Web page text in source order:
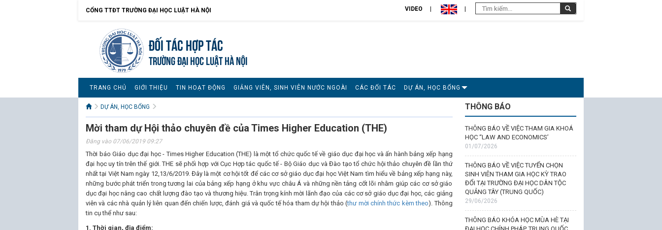
CỔNG TTĐT TRƯỜNG ĐẠI HỌC LUẬT HÀ NỘI VIDEO
Đối tác hợp tác
TRƯỜNG ĐẠI HỌC LUẬT HÀ NỘI
TRANG CHỦ GIỚI THIỆU TIN HOẠT ĐỘNG GIẢNG VIÊN, SINH VIÊN NƯỚC NGOÀI CÁC ĐỐI TÁC DỰ ÁN, HỌC BỔNG
DỰ ÁN, HỌC BỔNG
Mời tham dự Hội thảo chuyên đề của Times Higher Education (THE)
Đăng vào 07/06/2019 09:27
Thời báo Giáo dục đại học - Times Higher Education (THE) là một tổ chức quốc tế về giáo dục đại học và ấn hành bảng xếp hạng
đại học uy tín trên thế giới. THE sẽ phối hợp với Cục Hợp tác quốc tế - Bộ Giáo dục và Đào tạo tổ chức hội thảo chuyên đề lần thứ
nhất tại Việt Nam ngày 12,13/6/2019. Đây là một cơ hội tốt để các cơ sở giáo dục đại học Việt Nam tìm hiểu về bảng xếp hạng này,
những bước phát triển trong tương lai của bảng xếp hạng ở khu vực châu Á và những nền tảng cốt lõi nhằm giúp các cơ sở giáo
dục đại học nâng cao chất lượng đào tạo và thương hiệu. Trân trọng kính mời lãnh đạo của các cơ sở giáo dục đại học, các giảng
viên và các nhà quản lý liên quan đến chiến lược, đánh giá và quốc tế hóa tham dự hội thảo (thư mời chính thức kèm theo). Thông
tin cụ thể như sau:
1. Thời gian, địa điểm:
THÔNG BÁO
THÔNG BÁO VỀ VIỆC THAM GIA KHOÁ
HỌC “LAW AND ECONOMICS’
01/07/2026
THÔNG BÁO VỀ VIỆC TUYỂN CHỌN
SINH VIÊN THAM GIA HỌC KỲ TRAO
ĐỔI TẠI TRƯỜNG ĐẠI HỌC DÂN TỘC
QUẢNG TÂY (TRUNG QUỐC)
29/06/2026
THÔNG BÁO KHÓA HỌC MÙA HÈ TẠI